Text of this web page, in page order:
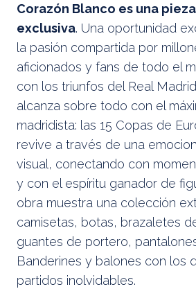
Corazón Blanco es una
exclusiva. Una oportunidad
la pasión compartida por
aficionados y fans de todo el
con los triunfos del Real
alcanza sobre todo con el
madridista: las 15 Copas de
revive a través de una
visual, conectando con
y con el espíritu ganador de
obra muestra una colección
camisetas, botas, brazaletes
guantes de portero,
Banderines y balones con los
partidos inolvidables.